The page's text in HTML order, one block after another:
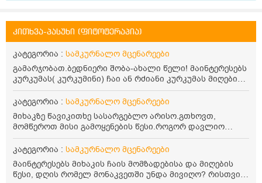
კითხვა-პასუხი (ფიტოტერაპია)
კატეგორია : სამკურნალო მცენარეები
გამარჯობათ.ბედნიერი შობა-ახალი წელი! მაინტერესებს
კურკუმას( კურკუმინი) ჩაი ან რძიანი კურკუმას მიღების
წესი. მაინტერესებდა და წავიკითხე ასეთი ინფორმაცია:
კურკუმას გააჩნია ანთების საწინააღმდეგო,
დამამშვიდებელი და ანტიოქსიდანტური თვისებები.ის
უნდა მივიღოთო ცხიმთან და შავ პილპილთან ერთად
ეფექტურობის მიზნით. 1) პირველი ვარიანტი არის ჩაი:
როგორ მივიღო კურკუმას ჩაი? უზმოზე,ჭამამდე თუ ჭამის
შემდეგ? თბილი წყალი უნდა დავასხათ თუ მდუღარე?
წავიკითხე რომ კურკუმას თუ დავასხამთ მდუღარე
წყალს, ის დაკარგავსო სასარგებლო თვისებებს, ასევე
კატეგორია : სამკურნალო მცენარეები
მიხაკზე წავიკითხე სასარგებლო არისო.გთხოვთ,
მომწეროთ მისი გამოყენების წესი.როგორ დავლიო
მიხაკის ჩაი. ასევე მაინტერესებს ლეიკოციტები მაქვს
ოდნავ დაბალი და წავიკითხე ლეიკოციტების დონეს
მაღლა წევსო და ასეა?
კატეგორია : სამკურნალო მცენარეები
მაინტერესებს მიხაკის ჩაის მომზადებისა და მიღების
წესი, დღის რომელ მონაკვეთში უნდა მივიღო? რისთვის